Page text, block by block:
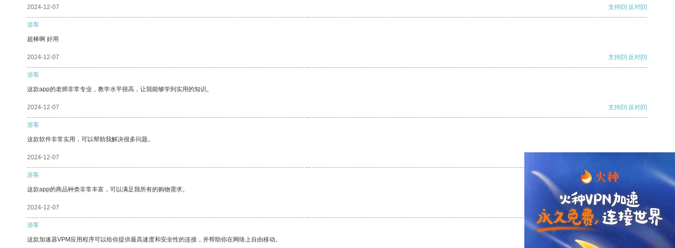
2024-12-07 支持[0] 反对[0]
游客
超棒啊 好用
2024-12-07 支持[0] 反对[0]
游客
这款app的老师非常专业，教学水平很高，让我能够学到实用的知识。
2024-12-07 支持[0] 反对[0]
游客
这款软件非常实用，可以帮助我解决很多问题。
2024-12-07
游客
这款app的商品种类非常丰富，可以满足我所有的购物需求。
2024-12-07 支持 [0] 反对 [0]
游客
这款加速器VPM应用程序可以给你提供最高速度和安全性的连接，并帮助你在网络上自由移动。